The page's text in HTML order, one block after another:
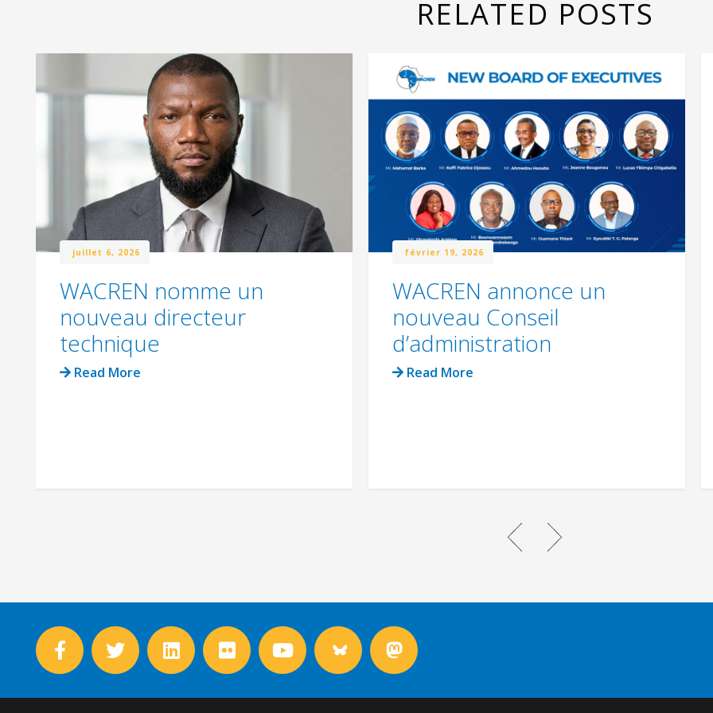
RELATED POSTS
juillet 6, 2026
WACREN nomme un
nouveau directeur
technique
Read More
février 19, 2026
WACREN annonce un
nouveau Conseil
d’administration
Read More